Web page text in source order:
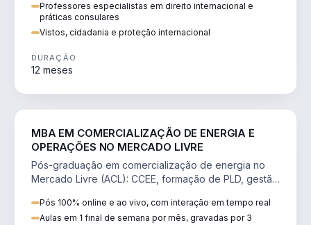
Professores especialistas em direito internacional e
práticas consulares
Vistos, cidadania e proteção internacional
DURAÇÃO
12 meses
MBA EM COMERCIALIZAÇÃO DE ENERGIA E
OPERAÇÕES NO MERCADO LIVRE
Pós-graduação em comercialização de energia no
Mercado Livre (ACL): CCEE, formação de PLD, gestão
Pós 100% online e ao vivo, com interação em tempo real
Aulas em 1 final de semana por mês, gravadas por 3